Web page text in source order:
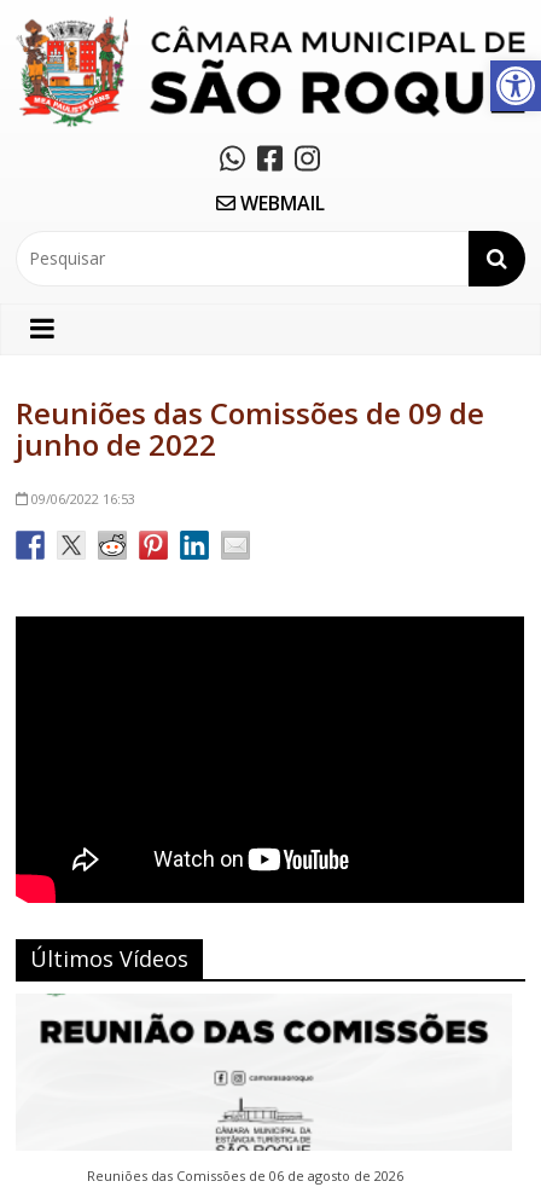
Abrir a barra de ferramentas
WEBMAIL
Reuniões das Comissões de 09 de
junho de 2022
09/06/2022 16:53
Últimos Vídeos
Reuniões das Comissões de 06 de agosto de 2026